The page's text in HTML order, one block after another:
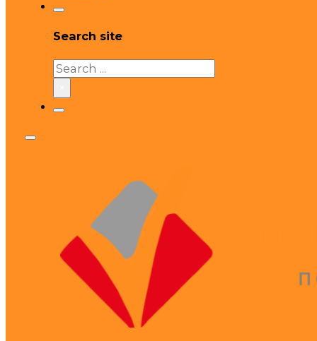
Search site
Search